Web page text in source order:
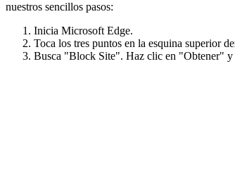
nuestros sencillos pasos:
Inicia Microsoft Edge.
Toca los tres puntos en la esquina superior
Busca "Block Site". Haz clic en "Obtener"